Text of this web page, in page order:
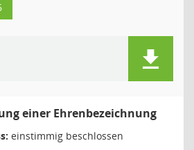
einer Ehrenbezeichnung
einstimmig beschlossen